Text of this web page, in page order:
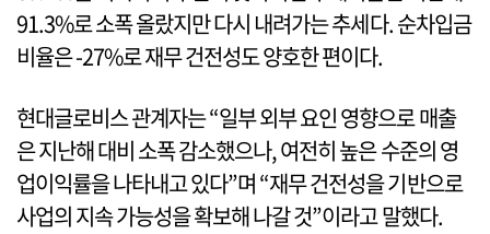
91.3%로 소폭 올랐지만 다시 내려가는 추세다. 순차입금
비율은 -27%로 재무 건전성도 양호한 편이다.
현대글로비스 관계자는 “일부 외부 요인 영향으로 매출
은 지난해 대비 소폭 감소했으나, 여전히 높은 수준의 영
업이익률을 나타내고 있다”며 “재무 건전성을 기반으로
사업의 지속 가능성을 확보해 나갈 것”이라고 말했다.